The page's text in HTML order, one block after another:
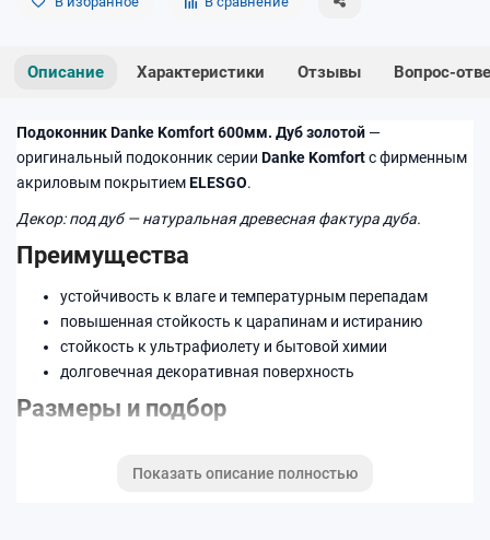
Описание Характеристики Отзывы Вопрос-
Подоконник Danke Komfort 600мм. Дуб золотой —
оригинальный подоконник серии Danke Komfortс фирменным
акриловым покрытиемELESGO.
Декор: под дуб — натуральная древесная фактура дуба.
Преимущества
устойчивость к влаге и температурным перепадам
повышенная стойкость к царапинам и истиранию
стойкость к ультрафиолету и бытовой химии
долговечная декоративная поверхность
Размеры и подбор
индивидуальным размерам.Показать описание полностью